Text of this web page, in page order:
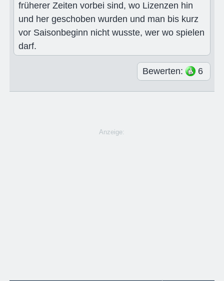
früherer Zeiten vorbei sind, wo Lizenzen hin
und her geschoben wurden und man bis kurz
vor Saisonbeginn nicht wusste, wer wo spielen
darf.
Bewerten: 6
Anzeige: